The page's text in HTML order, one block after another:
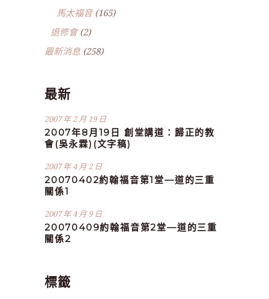
馬太福音(165)
退修會(2)
最新消息 (258)
最新
2007 年 2 月 19 日
2007年8月19日 創堂講道：歸正的教
會(吳永霖)(文字稿)
2007 年 4 月 2 日
20070402約翰福音第1堂—道的三重
關係1
2007 年 4 月 9 日
20070409約翰福音第2堂—道的三重
關係2
標籤